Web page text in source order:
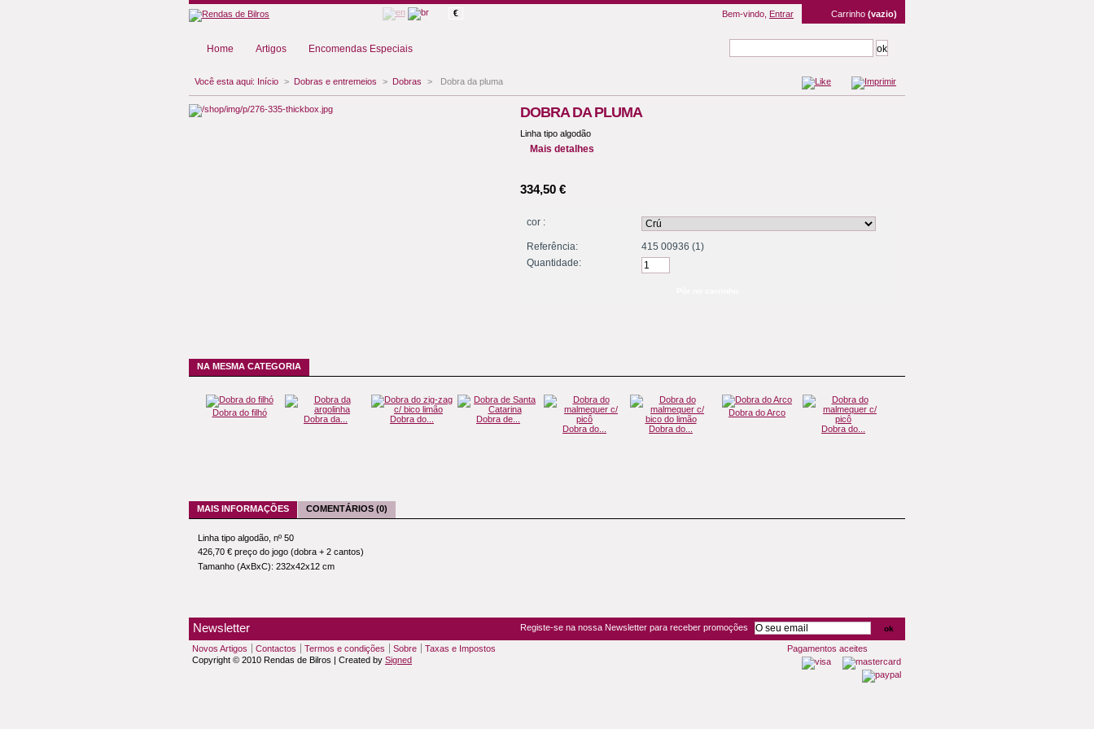
€ Carrinho (vazio)
Bem-vindo, Entrar
Home Artigos Encomendas Especiais
Você esta aqui: Início > Dobras e entremeios > Dobras > Dobra da pluma
DOBRA DA PLUMA
Linha tipo algodão
Mais detalhes
334,50 €
cor :
Referência:
415 00936 (1)
Quantidade:
NA MESMA CATEGORIA
Dobra do filhó
Dobra da... Dobra do...
Dobra de...
Dobra do...
Dobra do...
Dobra do Arco
Dobra do...
MAIS INFORMAÇÕES COMENTÁRIOS (0)
Linha tipo algodão, nº 50
426,70 € preço do jogo (dobra + 2 cantos)
Tamanho (AxBxC): 232x42x12 cm
Newsletter Registe-se na nossa Newsletter para receber promoções
Novos Artigos Contactos Termos e condições Sobre
Taxas e Impostos
Copyright © 2010 Rendas de Bilros | Created by Signed
Pagamentos aceites